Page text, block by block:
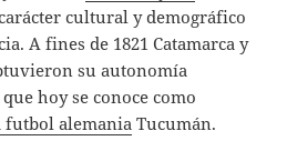
cultural y demográfico
A fines de 1821 Catamarca y
su autonomía
hoy se conoce como
futbol alemania Tucumán.